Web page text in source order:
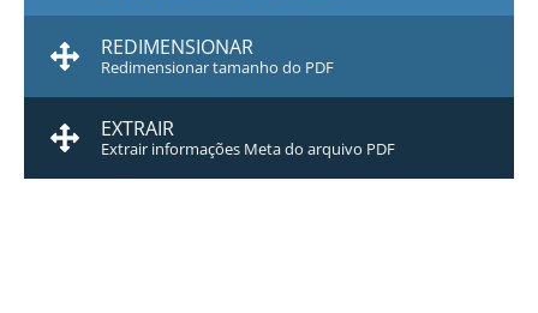
REDIMENSIONAR
Redimensionar tamanho do PDF
EXTRAIR
Extrair informações Meta do arquivo PDF